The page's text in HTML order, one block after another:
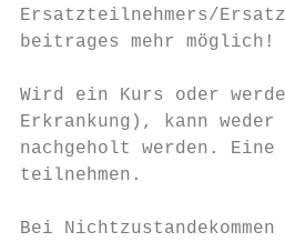
Ersatzteilnehmers/
beitrages mehr
Wird ein Kurs oder
Erkrankung), kann
nachgeholt werden.
teilnehmen.
Bei